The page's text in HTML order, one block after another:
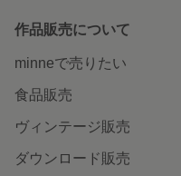
作品販売について
minneで売りたい
食品販売
ヴィンテージ販売
ダウンロード販売